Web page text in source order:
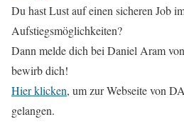
Du hast Lust auf einen sicheren Job
Aufstiegsmöglichkeiten?
Dann melde dich bei Daniel Aram
bewirb dich!
Hier klicken, um zur Webseite von
gelangen.